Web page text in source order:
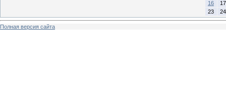
16
17
23
24
Полная версия сайта